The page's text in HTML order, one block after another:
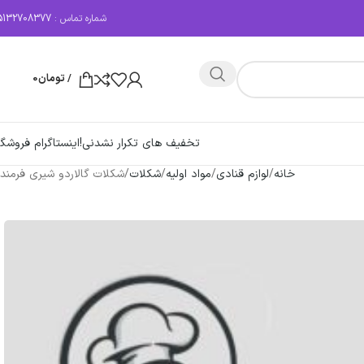
شماره تماس :
/ تومان0
تخفیف های تکرار نشدنی!اینستاگرام
خانه لوازم قنادی مواد اولیه شکلات شکلات گالاردو شیری فرمند